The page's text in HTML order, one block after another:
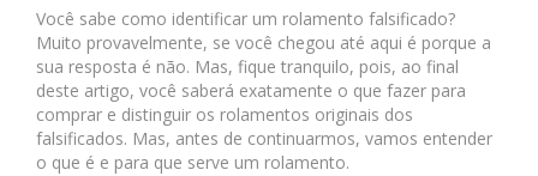
Você sabe como identificar um rolamento falsificado?
Muito provavelmente, se você chegou até aqui é porque a
sua resposta é não. Mas, fique tranquilo, pois, ao final
deste artigo, você saberá exatamente o que fazer para
comprar e distinguir os rolamentos originais dos
falsificados. Mas, antes de continuarmos, vamos entender
o que é e para que serve um rolamento.